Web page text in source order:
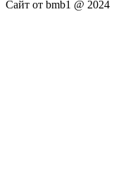
Сайт от bmb1 @ 2024